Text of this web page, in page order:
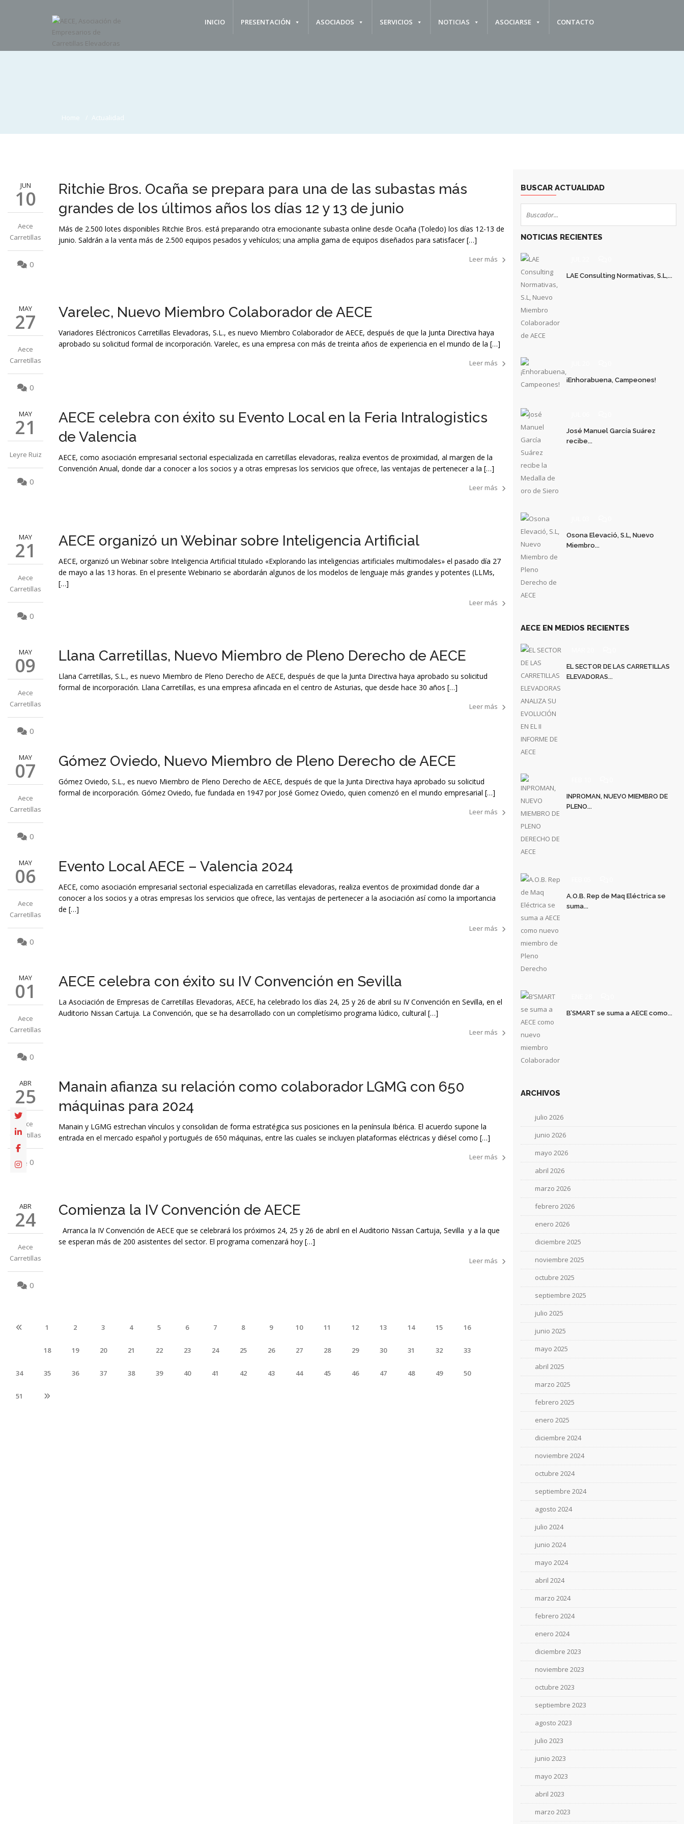
INICIO PRESENTACIÓN ASOCIADOS SERVICIOS NOTICIAS ASOCIARSE CONTACTO
Home Actualidad
JUN
10
Aece
Carretillas
0
Ritchie Bros. Ocaña se prepara para una de las subastas más
grandes de los últimos años los días 12 y 13 de junio
Más de 2.500 lotes disponibles Ritchie Bros. está preparando otra emocionante subasta online desde Ocaña (Toledo) los días 12-13 de
junio. Saldrán a la venta más de 2.500 equipos pesados y vehículos; una amplia gama de equipos diseñados para satisfacer […]
Leer más
MAY
27
Aece
Carretillas
0
Varelec, Nuevo Miembro Colaborador de AECE
Variadores Eléctronicos Carretillas Elevadoras, S.L., es nuevo Miembro Colaborador de AECE, después de que la Junta Directiva haya
aprobado su solicitud formal de incorporación. Varelec, es una empresa con más de treinta años de experiencia en el mundo de la […]
Leer más
MAY
21
Leyre Ruiz
0
AECE celebra con éxito su Evento Local en la Feria Intralogistics
de Valencia
AECE, como asociación empresarial sectorial especializada en carretillas elevadoras, realiza eventos de proximidad, al margen de la
Convención Anual, donde dar a conocer a los socios y a otras empresas los servicios que ofrece, las ventajas de pertenecer a la […]
Leer más
MAY
21
Aece
Carretillas
0
AECE organizó un Webinar sobre Inteligencia Artificial
AECE, organizó un Webinar sobre Inteligencia Artificial titulado «Explorando las inteligencias artificiales multimodales» el pasado día 27
de mayo a las 13 horas. En el presente Webinario se abordarán algunos de los modelos de lenguaje más grandes y potentes (LLMs,
[…]
Leer más
MAY
09
Aece
Carretillas
0
Llana Carretillas, Nuevo Miembro de Pleno Derecho de AECE
Llana Carretillas, S.L., es nuevo Miembro de Pleno Derecho de AECE, después de que la Junta Directiva haya aprobado su solicitud
formal de incorporación. Llana Carretillas, es una empresa afincada en el centro de Asturias, que desde hace 30 años […]
Leer más
MAY
07
Aece
Carretillas
0
Gómez Oviedo, Nuevo Miembro de Pleno Derecho de AECE
Gómez Oviedo, S.L., es nuevo Miembro de Pleno Derecho de AECE, después de que la Junta Directiva haya aprobado su solicitud
formal de incorporación. Gómez Oviedo, fue fundada en 1947 por José Gomez Oviedo, quien comenzó en el mundo empresarial […]
Leer más
MAY
06
Aece
Carretillas
0
Evento Local AECE – Valencia 2024
AECE, como asociación empresarial sectorial especializada en carretillas elevadoras, realiza eventos de proximidad donde dar a
conocer a los socios y a otras empresas los servicios que ofrece, las ventajas de pertenecer a la asociación así como la importancia
de […]
Leer más
MAY
01
Aece
Carretillas
0
AECE celebra con éxito su IV Convención en Sevilla
La Asociación de Empresas de Carretillas Elevadoras, AECE, ha celebrado los días 24, 25 y 26 de abril su IV Convención en Sevilla, en el
Auditorio Nissan Cartuja. La Convención, que se ha desarrollado con un completísimo programa lúdico, cultural […]
Leer más
ABR
25
Aece
Carretillas
0
Manain afianza su relación como colaborador LGMG con 650
máquinas para 2024
Manain y LGMG estrechan vínculos y consolidan de forma estratégica sus posiciones en la península Ibérica. El acuerdo supone la
entrada en el mercado español y portugués de 650 máquinas, entre las cuales se incluyen plataformas eléctricas y diésel como […]
Leer más
ABR
24
Aece
Carretillas
0
Comienza la IV Convención de AECE
Arranca la IV Convención de AECE que se celebrará los próximos 24, 25 y 26 de abril en el Auditorio Nissan Cartuja, Sevilla y a la que
se esperan más de 200 asistentes del sector. El programa comenzará hoy […]
Leer más
1 2 3 4 5 6 7 8 9 10 11 12 13 14 15 16
18 19 20 21 22 23 24 25 26 27 28 29 30 31 32 33
34 35 36 37 38 39 40 41 42 43 44 45 46 47 48 49 50
51
BUSCAR ACTUALIDAD
NOTICIAS RECIENTES
LAE Consulting Normativas, S.L,...
¡Enhorabuena, Campeones!
José Manuel García Suárez
recibe...
Osona Elevació, S.L, Nuevo
Miembro...
AECE EN MEDIOS RECIENTES
EL SECTOR DE LAS CARRETILLAS
ELEVADORAS...
INPROMAN, NUEVO MIEMBRO DE
PLENO...
A.O.B. Rep de Maq Eléctrica se
suma...
B’SMART se suma a AECE como...
ARCHIVOS
julio 2026
junio 2026
mayo 2026
abril 2026
marzo 2026
febrero 2026
enero 2026
diciembre 2025
noviembre 2025
octubre 2025
septiembre 2025
julio 2025
junio 2025
mayo 2025
abril 2025
marzo 2025
febrero 2025
enero 2025
diciembre 2024
noviembre 2024
octubre 2024
septiembre 2024
agosto 2024
julio 2024
junio 2024
mayo 2024
abril 2024
marzo 2024
febrero 2024
enero 2024
diciembre 2023
noviembre 2023
octubre 2023
septiembre 2023
agosto 2023
julio 2023
junio 2023
mayo 2023
abril 2023
marzo 2023